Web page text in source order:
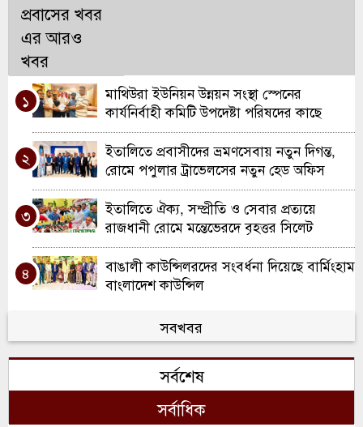
প্রবাসের খবর
এর আরও
খবর
১
মাথিউরা ইউনিয়ন উন্নয়ন সংস্থা স্পেনের
কার্যনির্বাহী কমিটি উপদেষ্টা পরিষদের কাছে
দায়িত্ব হস্তান্তর
২
ইতালিতে প্রবাসীদের ভ্রমণসেবায় নতুন দিগন্ত,
রোমে পপুলার ট্রাভেলসের নতুন হেড অফিস
উদ্বোধন
৩
ইতালিতে ঐক্য, সম্প্রীতি ও সেবার প্রত্যয়ে
রাজধানী রোমে মন্তেভেরদে বৃহত্তর সিলেট
সমিতির যাত্রা
৪
বাঙালী কাউন্সিলরদের সংবর্ধনা দিয়েছে বার্মিংহাম
বাংলাদেশ কাউন্সিল
আয়ারল্যান্ডে ‘আইরিশ বাংলা অ্যাসোসিয়েশন
অব ডোনেগাল’-এর জরুরি সভা, নতুন কার্যকরী
কমিটি ঘোষণা
৬
ওয়ালসলে কিরণ বালতির উদ্যোগে কাউন্সিলর
দিলু মিয়াকে সংবর্ধনা
সবখবর
সর্বশেষ
সর্বাধিক